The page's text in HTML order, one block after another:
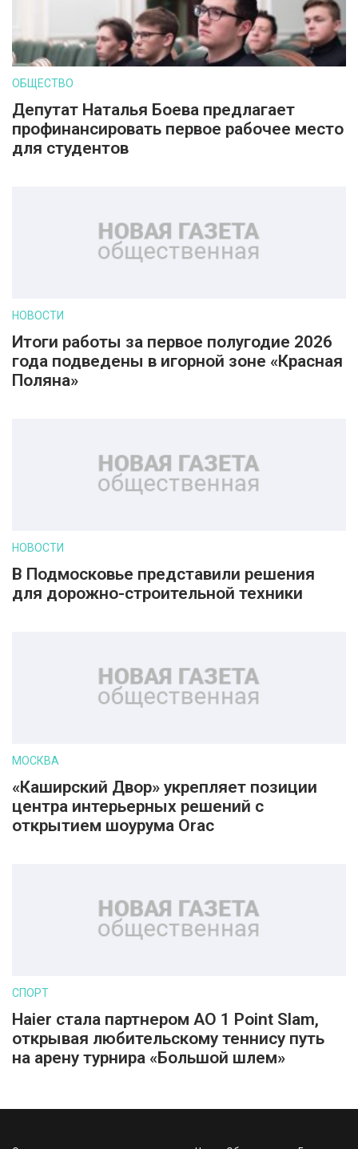
ОБЩЕСТВО
Депутат Наталья Боева предлагает
профинансировать первое рабочее место
для студентов
НОВОСТИ
Итоги работы за первое полугодие 2026
года подведены в игорной зоне «Красная
Поляна»
НОВОСТИ
В Подмосковье представили решения
для дорожно-строительной техники
МОСКВА
«Каширский Двор» укрепляет позиции
центра интерьерных решений с
открытием шоурума Orac
СПОРТ
Haier стала партнером AO 1 Point Slam,
открывая любительскому теннису путь
на арену турнира «Большой шлем»